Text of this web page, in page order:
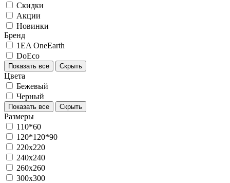
Скидки
Акции
Новинки
Бренд
1EA OneEarth
DoEco
Показать все Скрыть
Цвета
Бежевый
Черный
Показать все Скрыть
Размеры
110*60
120*120*90
220х220
240х240
260х260
300х300